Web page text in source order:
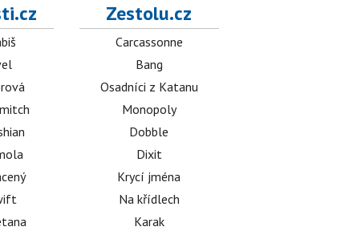
Zestolu.cz
Carcassonne
Bang
Osadníci z Katanu
Monopoly
Dobble
Dixit
Krycí jména
Na křídlech
Karak